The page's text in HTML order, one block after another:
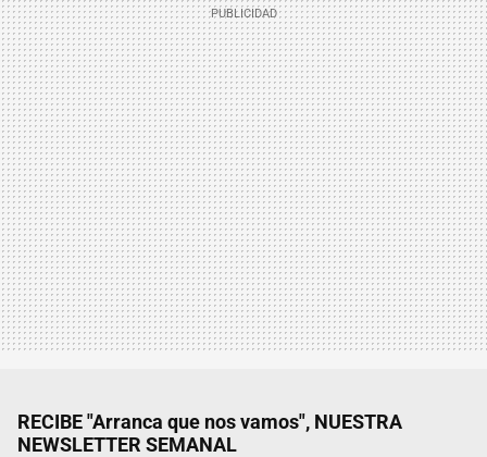
RECIBE "Arranca que nos vamos", NUESTRA
NEWSLETTER SEMANAL